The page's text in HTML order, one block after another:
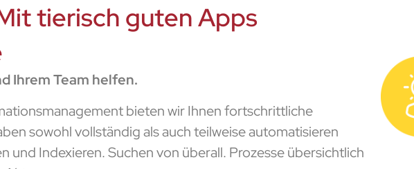
tierisch guten Apps
Ihrem Team helfen.
bieten wir Ihnen fortschrittliche
sowohl vollständig als auch teilweise automatisieren
und Indexieren. Suchen von überall. Prozesse übersichtlich